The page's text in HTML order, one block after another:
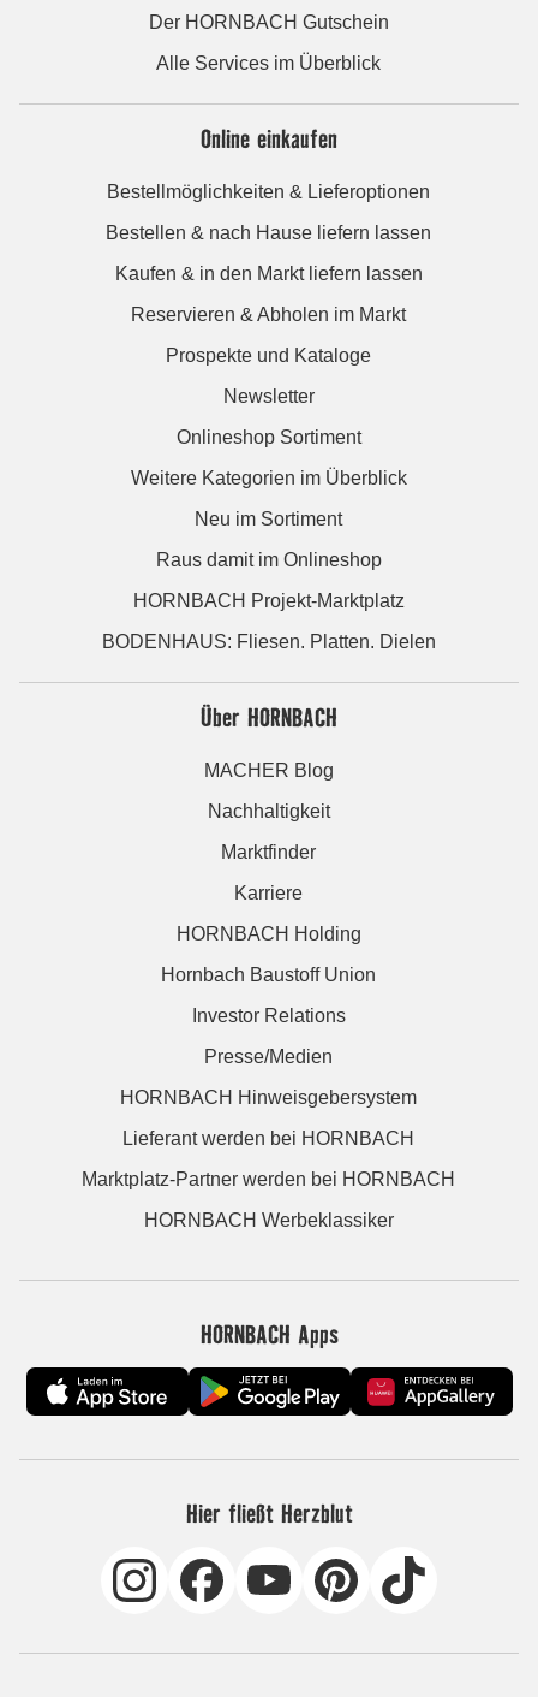
Der HORNBACH Gutschein
Alle Services im Überblick
Online einkaufen
Bestellmöglichkeiten & Lieferoptionen
Bestellen & nach Hause liefern lassen
Kaufen & in den Markt liefern lassen
Reservieren & Abholen im Markt
Prospekte und Kataloge
Newsletter
Onlineshop Sortiment
Weitere Kategorien im Überblick
Neu im Sortiment
Raus damit im Onlineshop
HORNBACH Projekt-Marktplatz
BODENHAUS: Fliesen. Platten. Dielen
Über HORNBACH
MACHER Blog
Nachhaltigkeit
Marktfinder
Karriere
HORNBACH Holding
Hornbach Baustoff Union
Investor Relations
Presse/Medien
HORNBACH Hinweisgebersystem
Lieferant werden bei HORNBACH
Marktplatz-Partner werden bei HORNBACH
HORNBACH Werbeklassiker
HORNBACH Apps
Hier fließt Herzblut